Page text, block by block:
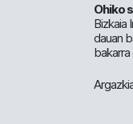
Ohiko
Bizkaia
dauan
bakarra